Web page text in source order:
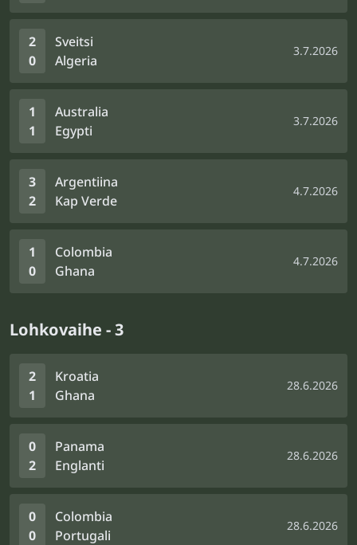
2
0
Sveitsi
Algeria
3.7.2026
1
1
Australia
Egypti
3.7.2026
3
2
Argentiina
Kap Verde
4.7.2026
1
0
Colombia
Ghana
4.7.2026
Lohkovaihe - 3
2
1
Kroatia
Ghana
28.6.2026
0
2
Panama
Englanti
28.6.2026
0
0
Colombia
Portugali
28.6.2026